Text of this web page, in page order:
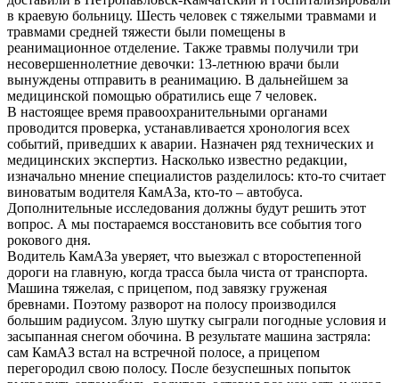
в краевую больницу. Шесть человек с тяжелыми травмами и
травмами средней тяжести были помещены в
реанимационное отделение. Также травмы получили три
несовершеннолетние девочки: 13-летнюю врачи были
вынуждены отправить в реанимацию. В дальнейшем за
медицинской помощью обратились еще 7 человек.
В настоящее время правоохранительными органами
проводится проверка, устанавливается хронология всех
событий, приведших к аварии. Назначен ряд технических и
медицинских экспертиз. Насколько известно редакции,
изначально мнение специалистов разделилось: кто-то считает
виноватым водителя КамАЗа, кто-то – автобуса.
Дополнительные исследования должны будут решить этот
вопрос. А мы постараемся восстановить все события того
рокового дня.
Водитель КамАЗа уверяет, что выезжал с второстепенной
дороги на главную, когда трасса была чиста от транспорта.
Машина тяжелая, с прицепом, под завязку груженая
бревнами. Поэтому разворот на полосу производился
большим радиусом. Злую шутку сыграли погодные условия и
засыпанная снегом обочина. В результате машина застряла:
сам КамАЗ встал на встречной полосе, а прицепом
перегородил свою полосу. После безуспешных попыток